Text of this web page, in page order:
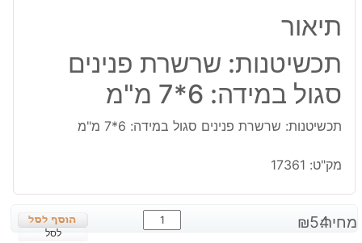
תיאור
תכשיטנות: שרשרת פנינים
סגול במידה: 6*7 מ"מ
תכשיטנות: שרשרת פנינים סגול במידה: 6*7 מ"מ
מק"ט: 17361
מחיר: ₪54
כמות
של
לסל